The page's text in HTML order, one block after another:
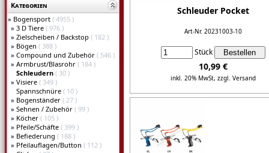
Kategorien
» Bogensport ( 4955 )
» 3 D Tiere ( 976 )
» Zielscheiben / Backstop ( 182 )
» Bögen ( 388 )
» Compound und Zubehör ( 546 )
» Armbrust/Blasrohr ( 184 )
Schleudern ( 30 )
» Visiere ( 349 )
Spannschnüre ( 10 )
» Bogenständer ( 27 )
» Sehnen / Zubehör ( 99 )
» Köcher ( 105 )
» Pfeile/Schäfte ( 399 )
» Befiederung ( 188 )
» Pfeilauflagen/Button ( 112 )
Schleuder Pocket
Art-Nr. 20231003-10
Stück
10,99 €
inkl. 20% MwSt, zzgl. Versand
Details...